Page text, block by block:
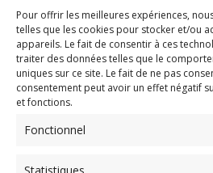
Pour offrir les meilleures expériences,
telles que les cookies pour stocker et/ou
appareils. Le fait de consentir à ces
traiter des données telles que le
uniques sur ce site. Le fait de ne pas
consentement peut avoir un effet négatif
et fonctions.
Fonctionnel
Programmes neufs
Terrains à bâtir
Informations
Nos réferences
Calculette immobilière